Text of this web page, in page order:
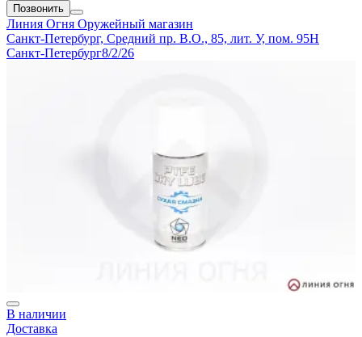
Позвонить
Линия Огня Оружейный магазин
Санкт-Петербург, Средний пр. В.О., 85, лит. У, пом. 95Н
Санкт-Петербург8/2/26
В наличии
Доставка